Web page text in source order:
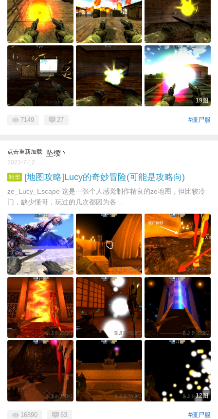
19图
#僵尸服
7149 27
点击重新加载 坠缨丶
2021-7-12
精华 [地图攻略]Lucy的奇妙冒险(可能是攻略向)
ze_Lucy_Escape 这是一张个人感觉制作精良的ze地图，但比较冷
门，缺少懂哥，玩过的几次都因为各 ...
12图
#僵尸服
16890 63